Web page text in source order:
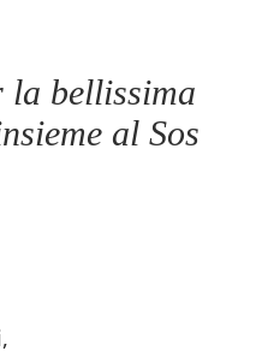
la bellissima
al Sos